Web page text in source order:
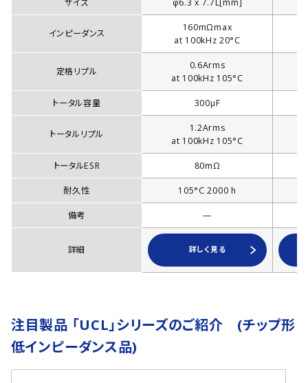
サイズ φ6.3 x 7.7L[mm]
インピーダンス
160mΩmax
at 100kHz 20°C
定格リプル
0.6Arms
at 100kHz 105°C
トータル容量 300µF
トータルリプル
1.2Arms
at 100kHz 105°C
トータルESR 80mΩ
耐久性 105°C 2000 h
備考 —
詳細 詳しく見る
注目製品 「UCL」シリーズのご紹介 (チップ形
低インピーダンス品)